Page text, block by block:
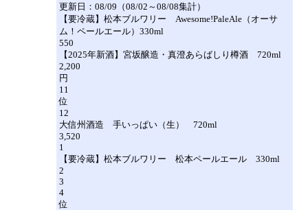
更新日：08/09（08/02～08/08集計）
【要冷蔵】松本ブルワリー Awesome!PaleAle（オーサ
ム！ペールエール）330ml
550
【2025年新酒】宮坂醸造・真澄あらばしり樽酒 720ml
2,200
円
11
位
12
大信州酒造 手いっぱい（生） 720ml
3,520
1
【要冷蔵】松本ブルワリー 松本ペールエール 330ml
2
3
4
位